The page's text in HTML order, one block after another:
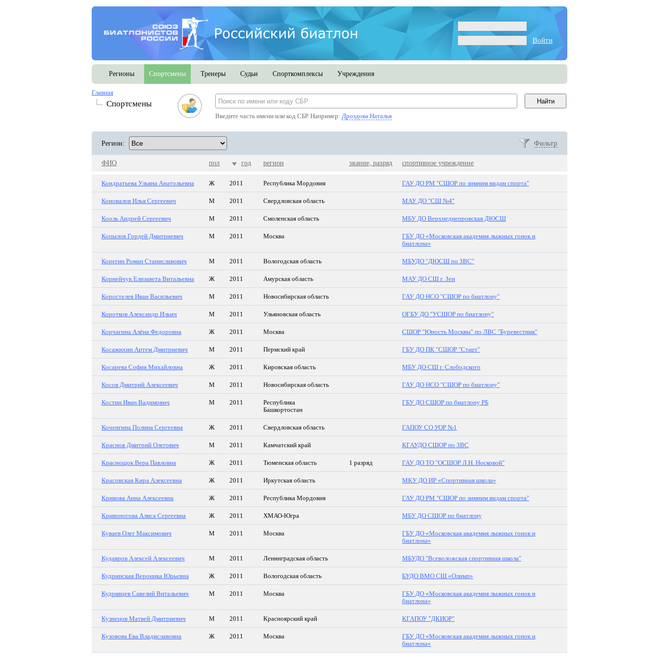
Войти
Регионы Спортсмены Тренеры Судьи Спорткомплексы Учреждения
Главная
Спортсмены
Введите часть имени или код СБР. Например: Дроздова Наталья
Фильтр
Регион:
ФИО пол год регион звание, разряд спортивное учреждение
Кондратьева Ульяна Анатольевна Ж 2011 Республика Мордовия ГАУ ДО РМ "СШОР по зимним видам спорта"
Коновалов Илья Сергеевич М 2011 Свердловская область МАУ ДО "СШ №4"
Кооль Андрей Сергеевич М 2011 Смоленская область МБУ ДО Верхнеднепровская ДЮСШ
Копылов Гордей Дмитриевич М 2011 Москва
ГБУ ДО «Московская академия лыжных гонок и
биатлона»
Корегин Роман Станиславович М 2011 Вологодская область МБУДО "ДЮСШ по ЗВС"
Корнейчук Елизавета Витальевна Ж 2011 Амурская область МАУ ДО СШ г. Зеи
Коростелев Иван Васильевич М 2011 Новосибирская область ГАУ ДО НСО "СШОР по биатлону"
Коротков Александр Ильич М 2011 Ульяновская область ОГБУ ДО "УСШОР по биатлону"
Корчагина Алёна Федоровна Ж 2011 Москва СШОР "Юность Москвы" по ЛВС "Буревестник"
Косажихин Артем Дмитриевич М 2011 Пермский край ГБУ ДО ПК "СШОР "Старт"
Косарева София Михайловна Ж 2011 Кировская область МБУ ДО СШ г. Слободского
Косов Дмитрий Алексеевич М 2011 Новосибирская область ГАУ ДО НСО "СШОР по биатлону"
Костин Иван Вадимович М 2011
Республика
Башкортостан
ГБУ ДО СШОР по биатлону РБ
Коченгина Полина Сергеевна Ж 2011 Свердловская область ГАПОУ СО УОР №1
Краснов Дмитрий Олегович М 2011 Камчатский край КГАУДО СШОР по ЗВС
Краснощок Вера Павловна Ж 2011 Тюменская область 1 разряд ГАУ ДО ТО "ОСШОР Л.Н. Носковой"
Красовская Кира Алексеевна Ж 2011 Иркутская область МКУ ДО ИР «Спортивная школа»
Кривова Анна Алексеевна Ж 2011 Республика Мордовия ГАУ ДО РМ "СШОР по зимним видам спорта"
Кривоногова Алиса Сергеевна Ж 2011 ХМАО-Югра МБУ ДО СШОР по биатлону
Куваев Олег Максимович М 2011 Москва
ГБУ ДО «Московская академия лыжных гонок и
биатлона»
Кудаяров Алексей Алексеевич М 2011 Ленинградская область МБУДО "Всеволожская спортивная школа"
Кудринская Вероника Юрьевна Ж 2011 Вологодская область БУДО ВМО СШ «Олимп»
Кудрявцев Савелий Витальевич М 2011 Москва
ГБУ ДО «Московская академия лыжных гонок и
биатлона»
Кузнецов Матвей Дмитриевич М 2011 Красноярский край КГАПОУ "ДКИОР"
Кузовова Ева Владиславовна Ж 2011 Москва
ГБУ ДО «Московская академия лыжных гонок и
биатлона»